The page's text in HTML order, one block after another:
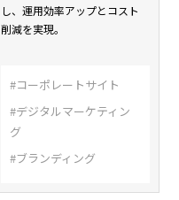
し、運用効率アップとコスト
削減を実現。
#コーポレートサイト
#デジタルマーケティン
グ
#ブランディング